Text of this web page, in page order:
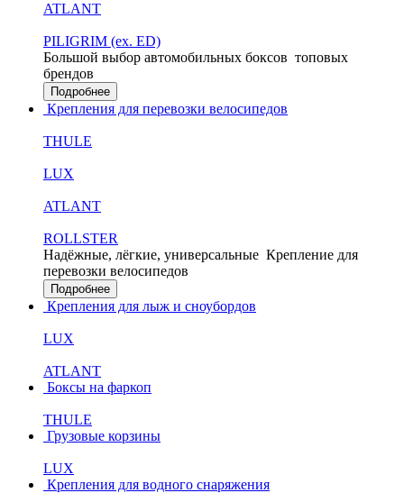
ATLANT
PILIGRIM (ex. ED)
Большой выбор автомобильных боксов топовых
брендов
Подробнее
Крепления для перевозки велосипедов
THULE
LUX
ATLANT
ROLLSTER
Надёжные, лёгкие, универсальные Крепление для
перевозки велосипедов
Подробнее
Крепления для лыж и сноубордов
LUX
ATLANT
Боксы на фаркоп
THULE
Грузовые корзины
LUX
Крепления для водного снаряжения